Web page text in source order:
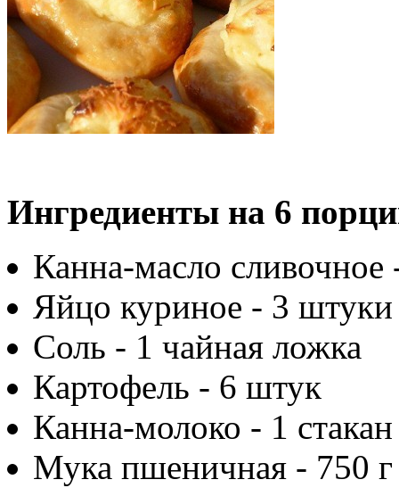
Ингредиенты на 6
Канна-масло сливочное
Яйцо куриное - 3 штуки
Соль - 1 чайная ложка
Картофель - 6 штук
Канна-молоко - 1 стакан
Мука пшеничная - 750 г